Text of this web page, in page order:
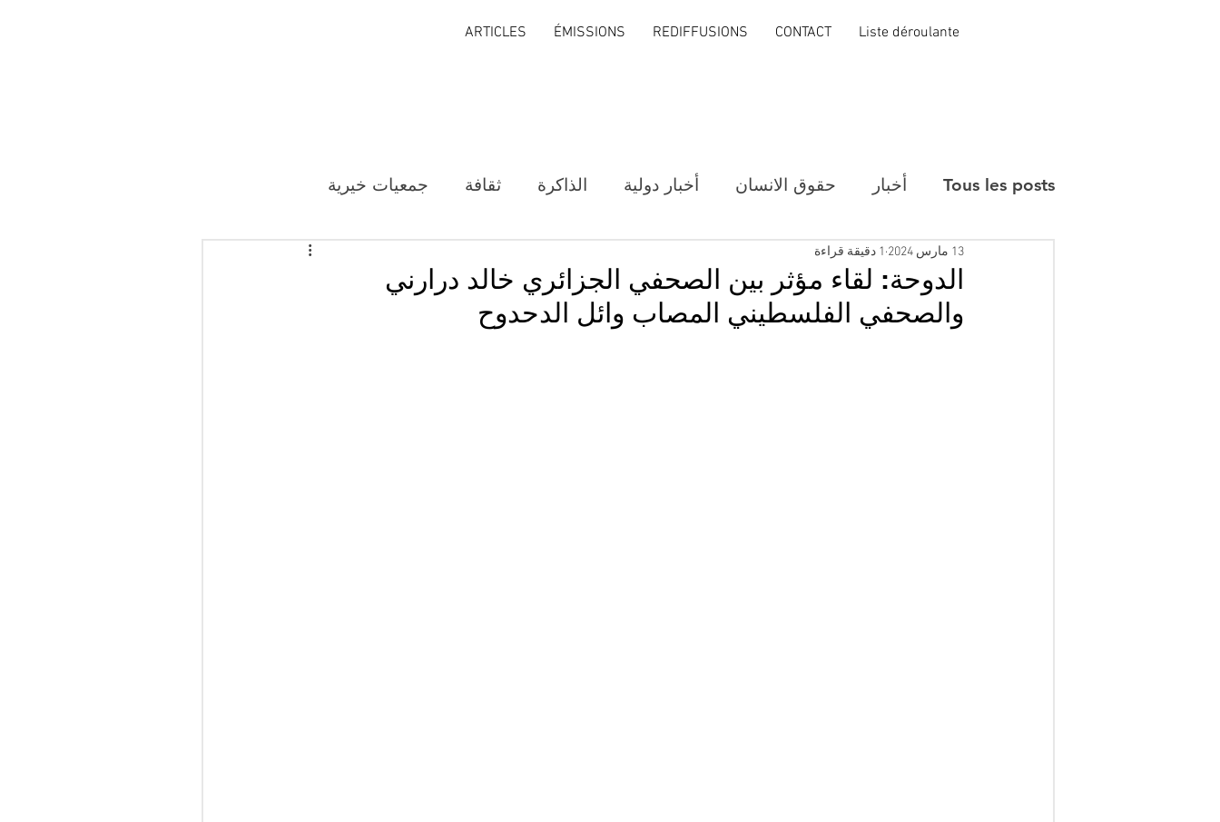
ARTICLES ÉMISSIONS REDIFFUSIONS CONTACT Liste déroulante
Tous les posts أخبار حقوق الانسان أخبار دولية الذاكرة ثقافة جمعيات خيرية
الدوحة: لقاء مؤثر بين الصحفي الجزائري خالد درارني
والصحفي الفلسطيني المصاب وائل الدحدوح
13 مارس 2024 1 دقيقة قراءة